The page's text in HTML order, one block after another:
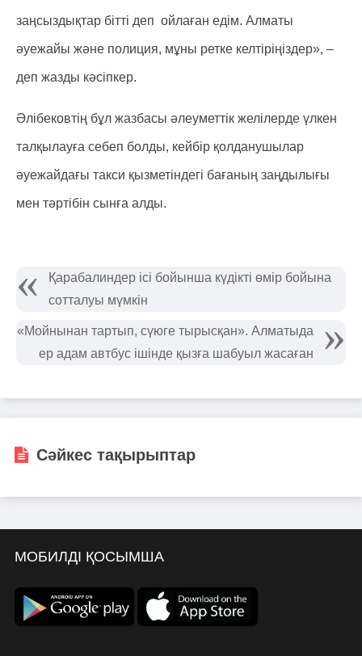
заңсыздықтар бітті деп ойлаған едім. Алматы
әуежайы және полиция, мұны ретке келтіріңіздер», –
деп жазды кәсіпкер.
Әлібековтің бұл жазбасы әлеуметтік желілерде үлкен
талқылауға себеп болды, кейбір қолданушылар
әуежайдағы такси қызметіндегі бағаның заңдылығы
мен тәртібін сынға алды.
Қарабалиндер ісі бойынша күдікті өмір бойына
сотталуы мүмкін
«Мойнынан тартып, сүюге тырысқан». Алматыда
ер адам автбус ішінде қызға шабуыл жасаған
Сәйкес тақырыптар
МОБИЛДІ ҚОСЫМША